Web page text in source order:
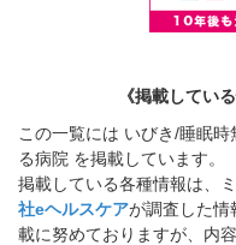
《掲載してい
この一覧には いびき/睡眠
る病院 を掲載しています。
掲載している各種情報は、
社eヘルスケアが調査した情
載に努めておりますが、内